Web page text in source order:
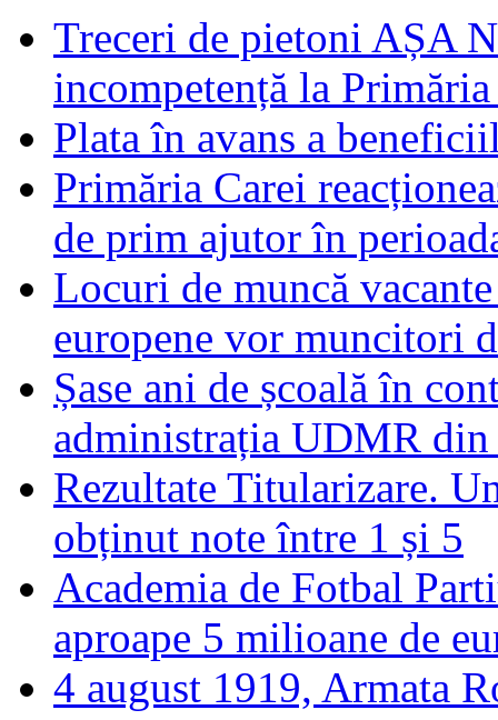
Treceri de pietoni AȘA
incompetență la
Plata în avans a
Primăria Carei
de prim ajutor în
Locuri de muncă
europene vor muncitori
Șase ani de școală în
administrația UDMR din
Rezultate Titularizare.
obținut note între 1 și 5
Academia de Fotbal
aproape 5 milioane de
4 august 1919, Armata